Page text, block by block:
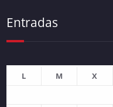
Entradas
L M X